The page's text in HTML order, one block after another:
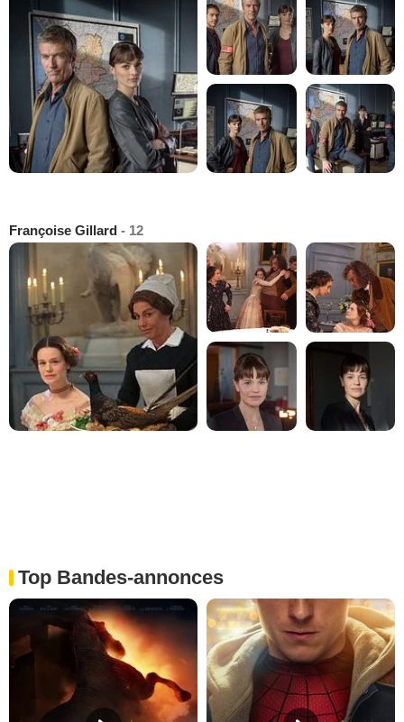
Françoise Gillard - 12
Top Bandes-annonces